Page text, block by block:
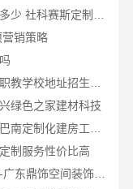
销策略
绿色之家建材科技
制服务性价比高
深圳装饰多少钱一平售后无忧-广东鼎饰空间装饰工程有限公司